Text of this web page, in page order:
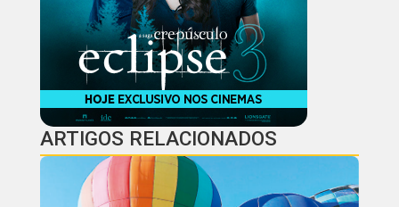
ARTIGOS RELACIONADOS